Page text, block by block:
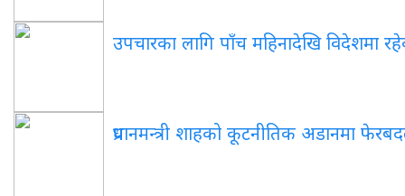
उपचारका लागि पाँच महिनादेखि विदेशमा
प्रधानमन्त्री शाहको कूटनीतिक अडानमा